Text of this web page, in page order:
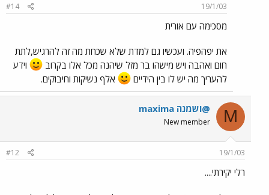
19/1/03
#14
מסכימה עם אורית
את יפהפיה. ועכשיו גם למדת שלא שכחת מה זה להרגיש,לתת
חום ואהבה ויש מישהו בר מזל שיהנה מכל אלו בקרוב
וידע
להעריך מה יש לו בין הידיים
אלף נשיקות וחיבוקים.
M maxima ושמנה@
New member
19/1/03
#12
רלי יקירתי....